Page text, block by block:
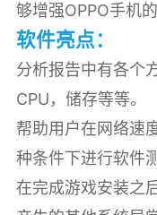
够增强OPPO手机的
软件亮点：
分析报告中有各个
CPU，储存等等。
帮助用户在网络速
种条件下进行软件
在完成游戏安装之